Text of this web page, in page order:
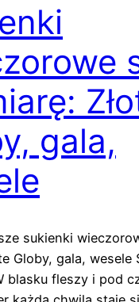
gala,
sukienki
Globy, gala, wesele
blasku fleszy i pod